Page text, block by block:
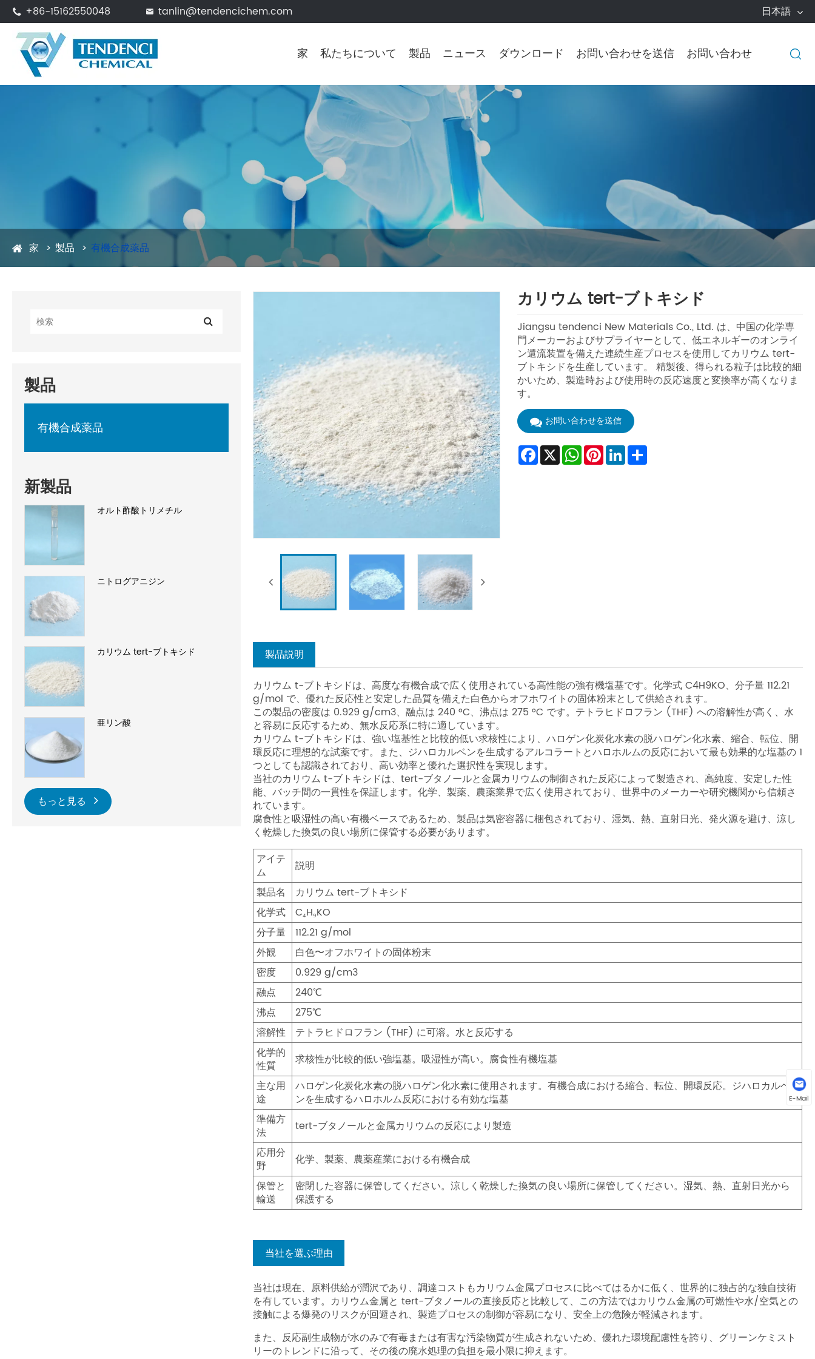
 +86-15162550048  tanlin@tendencichem.com 日本語
家 私たちについて 製品 ニュース ダウンロード お問い合わせを送信 お問い合わせ 
家 製品 有機合成薬品
製品
有機合成薬品
新製品
オルト酢酸トリメチル
ニトログアニジン
カリウム tert-ブトキシド
亜リン酸
もっと見る
カリウム tert-ブトキシド
Jiangsu tendenci New Materials Co., Ltd. は、中国の化学専
門メーカーおよびサプライヤーとして、低エネルギーのオンライ
ン還流装置を備えた連続生産プロセスを使用してカリウム tert-
ブトキシドを生産しています。 精製後、得られる粒子は比較的細
かいため、製造時および使用時の反応速度と変換率が高くなりま
す。
お問い合わせを送信
Facebook
X WhatsApp
Pinterest
LinkedInShare
製品説明
カリウム t-ブトキシドは、高度な有機合成で広く使用されている高性能の強有機塩基です。化学式 C4H9KO、分子量 112.21
g/mol で、優れた反応性と安定した品質を備えた白色からオフホワイトの固体粉末として供給されます。
この製品の密度は 0.929 g/cm3、融点は 240 °C、沸点は 275 °C です。テトラヒドロフラン (THF) への溶解性が高く、水
と容易に反応するため、無水反応系に特に適しています。
カリウム t-ブトキシドは、強い塩基性と比較的低い求核性により、ハロゲン化炭化水素の脱ハロゲン化水素、縮合、転位、開
環反応に理想的な試薬です。また、ジハロカルベンを生成するアルコラートとハロホルムの反応において最も効果的な塩基の 1
つとしても認識されており、高い効率と優れた選択性を実現します。
当社のカリウム t-ブトキシドは、tert-ブタノールと金属カリウムの制御された反応によって製造され、高純度、安定した性
能、バッチ間の一貫性を保証します。化学、製薬、農薬業界で広く使用されており、世界中のメーカーや研究機関から信頼さ
れています。
腐食性と吸湿性の高い有機ベースであるため、製品は気密容器に梱包されており、湿気、熱、直射日光、発火源を避け、涼し
く乾燥した換気の良い場所に保管する必要があります。
アイテ
ム
説明
製品名
カリウム tert-ブトキシド
化学式
C₄H₉KO
分子量
112.21 g/mol
外観
白色〜オフホワイトの固体粉末
密度
0.929 g/cm3
融点
240℃
沸点
275℃
溶解性
テトラヒドロフラン (THF) に可溶。水と反応する
化学的
性質
求核性が比較的低い強塩基。吸湿性が高い。腐食性有機塩基
主な用
途
ハロゲン化炭化水素の脱ハロゲン化水素に使用されます。有機合成における縮合、転位、開環反応。ジハロカルベ
ンを生成するハロホルム反応における有効な塩基
準備方
法
tert-ブタノールと金属カリウムの反応により製造
応用分
野
化学、製薬、農薬産業における有機合成
保管と
輸送
密閉した容器に保管してください。涼しく乾燥した換気の良い場所に保管してください。湿気、熱、直射日光から
保護する
当社を選ぶ理由
当社は現在、原料供給が潤沢であり、調達コストもカリウム金属プロセスに比べてはるかに低く、世界的に独占的な独自技術
を有しています。カリウム金属と tert-ブタノールの直接反応と比較して、この方法ではカリウム金属の可燃性や水/空気との
接触による爆発のリスクが回避され、製造プロセスの制御が容易になり、安全上の危険が軽減されます。
また、反応副生成物が水のみで有毒または有害な汚染物質が生成されないため、優れた環境配慮性を誇り、グリーンケミスト
リーのトレンドに沿って、その後の廃水処理の負担を最小限に抑えます。
E-Mail